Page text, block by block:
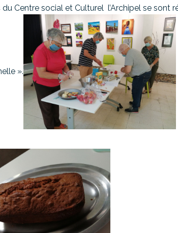
Centre social et Culturel l’Archipel se sont
».